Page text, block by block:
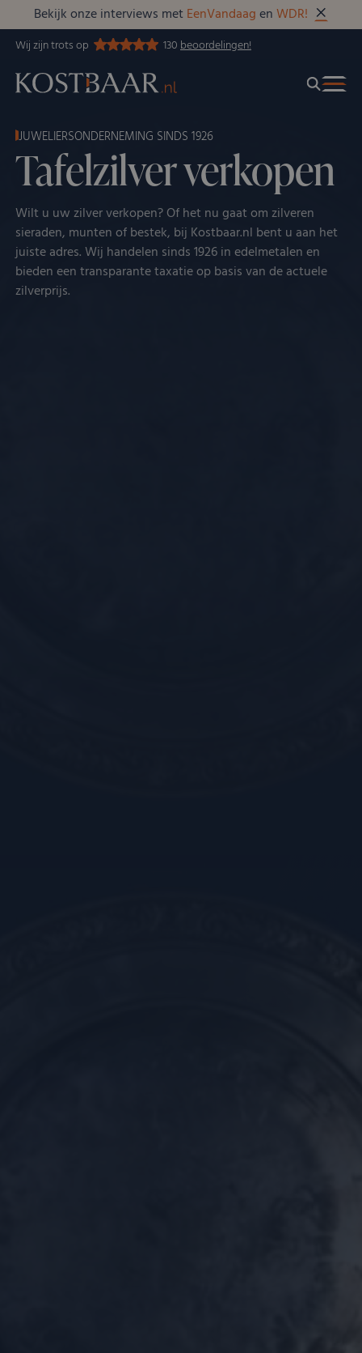
Bekijk onze interviews met EenVandaagenWDR!
Wij zijn trots op 130beoordelingen!
JUWELIERSONDERNEMING SINDS 1926
Tafelzilver verkopen
Wilt u uw zilver verkopen? Of het nu gaat om zilveren
sieraden, munten of bestek, bij Kostbaar.nl bent u aan het
juiste adres. Wij handelen sinds 1926 in edelmetalen en
bieden een transparante taxatie op basis van de actuele
zilverprijs.